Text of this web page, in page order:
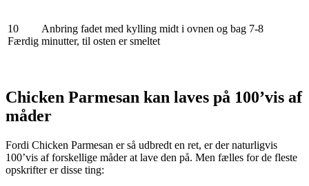
10
Færdig
Anbring fadet med kylling midt i ovnen og bag 7-8
minutter, til osten er smeltet
Chicken Parmesan kan laves på 100’vis af
måder
Fordi Chicken Parmesan er så udbredt en ret, er der naturligvis
100’vis af forskellige måder at lave den på. Men fælles for de fleste
opskrifter er disse ting: